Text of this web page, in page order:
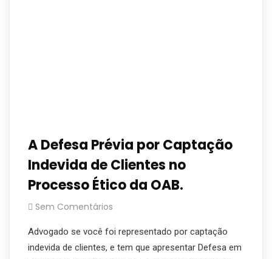
A Defesa Prévia por Captação
Indevida de Clientes no
Processo Ético da OAB.
Sem Comentários
Advogado se você foi representado por captação
indevida de clientes, e tem que apresentar Defesa em